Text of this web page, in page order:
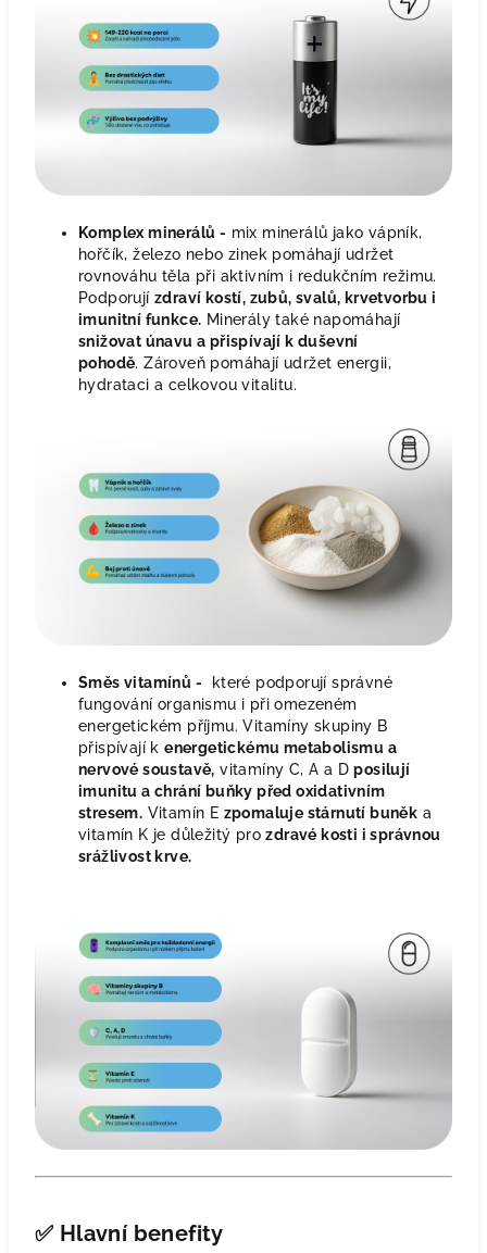
Komplex minerálů - mix minerálů jako vápník,
hořčík, železo nebo zinek pomáhají udržet
rovnováhu těla při aktivním i redukčním režimu.
Podporujízdraví kostí, zubů, svalů, krvetvorbu i
imunitní funkce. Minerály také napomáhají
snižovat únavu a přispívají k duševní
pohodě. Zároveň pomáhají udržet energii,
hydrataci a celkovou vitalitu.
Směs vitamínů -
které podporují správné
fungování organismu i při omezeném
energetickém příjmu. Vitamíny skupiny B
přispívají kenergetickému metabolismu a
nervové soustavě, vitamíny C, A a Dposilují
imunitu a chrání buňky před oxidativním
stresem. Vitamín E zpomaluje stárnutí buněk a
vitamín K je důležitý prozdravé kosti i správnou
srážlivost krve.
✅ Hlavní benefity